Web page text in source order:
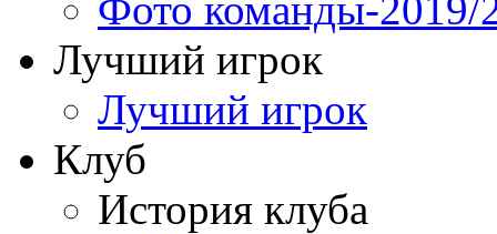
Лучший игрок
Лучший игрок
Клуб
История клуба